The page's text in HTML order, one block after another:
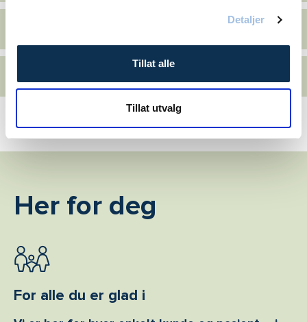
Detaljer
Tillat alle
Tillat utvalg
Her for deg
For alle du er glad i